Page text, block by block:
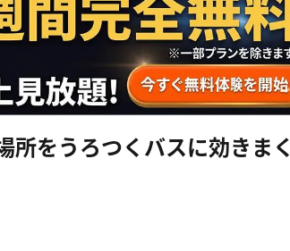
所をうろつくバスに効きまく